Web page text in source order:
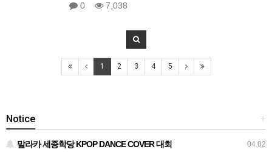
0 7,038
1 2 3 4 5
+
Notice
04.02
말라카 세종학당 KPOP DANCE COVER 대회